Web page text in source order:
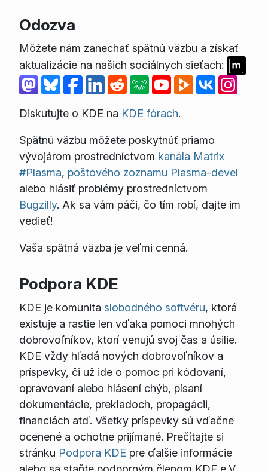
Odozva
Môžete nám zanechať spätnú väzbu a získať
aktualizácie na našich sociálnych sieťach:
Diskutujte o KDE na KDE fórach.
Spätnú väzbu môžete poskytnúť priamo
vývojárom prostredníctvom kanála Matrix
#Plasma, poštového zoznamu Plasma-devel
alebo hlásiť problémy prostredníctvom
Bugzilly. Ak sa vám páči, čo tím robí, dajte im
vedieť!
Vaša spätná väzba je veľmi cenná.
Podpora KDE
KDE je komunita slobodného softvéru, ktorá
existuje a rastie len vďaka pomoci mnohých
dobrovoľníkov, ktorí venujú svoj čas a úsilie.
KDE vždy hľadá nových dobrovoľníkov a
príspevky, či už ide o pomoc pri kódovaní,
opravovaní alebo hlásení chýb, písaní
dokumentácie, prekladoch, propagácii,
financiách atď. Všetky príspevky sú vďačne
ocenené a ochotne prijímané. Prečítajte si
stránku Podpora KDE pre ďalšie informácie